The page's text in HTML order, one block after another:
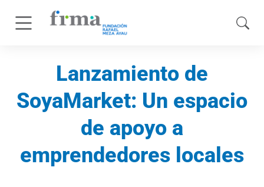
Lanzamiento de
SoyaMarket: Un espacio
de apoyo a
emprendedores locales